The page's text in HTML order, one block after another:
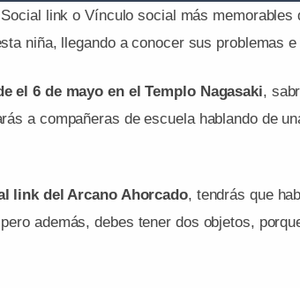
link o Vínculo social más memorables
niña, llegando a conocer sus problemas
el 6 de mayo en el Templo Nagasaki,
a compañeras de escuela hablando de
link del Arcano Ahorcado, tendrás que
además, debes tener dos objetos,